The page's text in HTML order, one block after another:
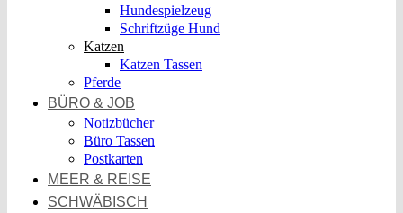
Hundespielzeug
Schriftzüge Hund
Katzen
Katzen Tassen
Pferde
BÜRO & JOB
Notizbücher
Büro Tassen
Postkarten
MEER & REISE
SCHWÄBISCH